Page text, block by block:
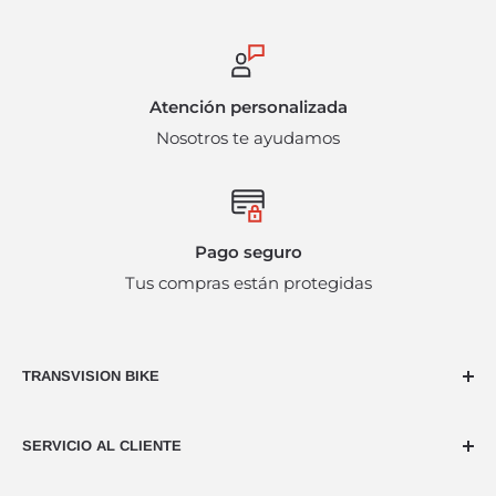
Atención personalizada
Nosotros te ayudamos
Pago seguro
Tus compras están protegidas
TRANSVISION BIKE
nuestra naturaleza es la pasión por usar dos ruedas,
SERVICIO AL CLIENTE